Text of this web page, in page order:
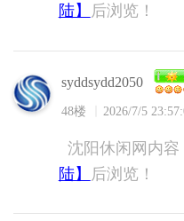
陆】
后浏览！
syddsydd2050
48楼 2026/7/5
沈阳休闲网内容
陆】
后浏览！